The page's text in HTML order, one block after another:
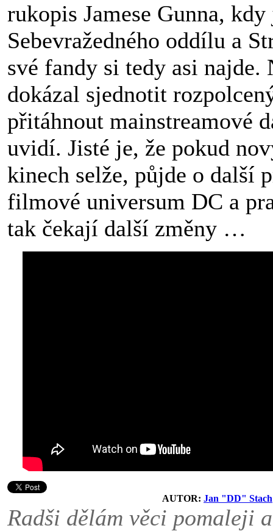
rukopis Jamese Gunna,
Sebevražedného oddílu a
své fandy si tedy asi najde.
dokázal sjednotit
přitáhnout mainstreamové
uvidí. Jisté je, že pokud
kinech selže, půjde o další
filmové universum DC a
tak čekají další změny …
AUTOR: Jan "DD" Stach
Radši dělám věci pomaleji